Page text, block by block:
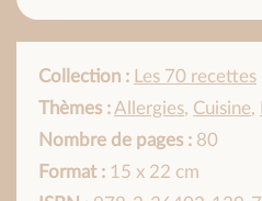
Collection : Les 70 recettes
Thèmes :Allergies, Cuisine,
Nombre de pages : 80
Format : 15 x 22 cm